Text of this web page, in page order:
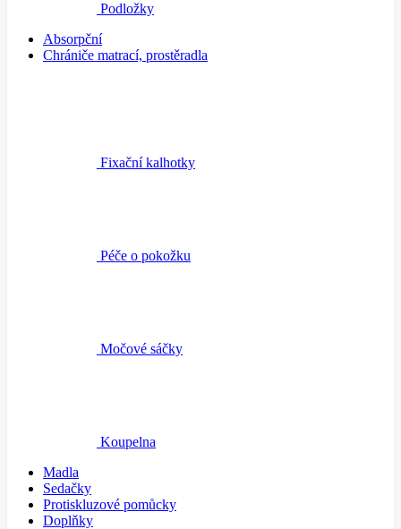
Podložky
Absorpční
Chrániče matrací, prostěradla
Fixační kalhotky
Péče o pokožku
Močové sáčky
Koupelna
Madla
Sedačky
Protiskluzové pomůcky
Doplňky